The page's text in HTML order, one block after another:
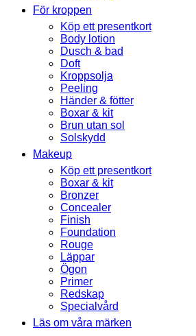
För kroppen
Köp ett presentkort
Body lotion
Dusch & bad
Doft
Kroppsolja
Peeling
Händer & fötter
Boxar & kit
Brun utan sol
Solskydd
Makeup
Köp ett presentkort
Boxar & kit
Bronzer
Concealer
Finish
Foundation
Rouge
Läppar
Ögon
Primer
Redskap
Specialvård
Läs om våra märken